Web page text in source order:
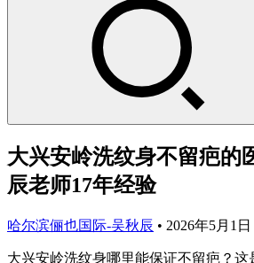
大兴安岭洗纹身不留疤的
辰老师17年经验
哈尔滨俪也国际-吴秋辰 • 2026年5月1日
大兴安岭洗纹身哪里能保证不留疤？